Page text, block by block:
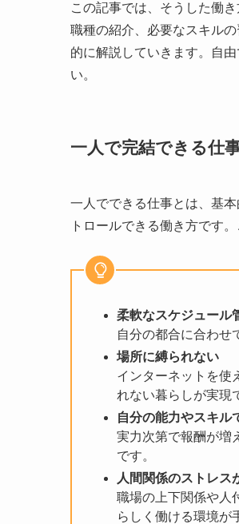
この記事では、そうした働
職種の紹介、必要なスキル
的に解説していきます。自
い。
一人で完結できる仕
一人でできる仕事とは、基
トロールできる働き方です
柔軟なスケジュール
自分の都合に合わせ
場所に縛られない
インターネットを使
れない暮らしが実現
自分の能力やスキル
実力次第で報酬が増
です。
人間関係のストレス
職場の上下関係や人
らしく働ける環境が